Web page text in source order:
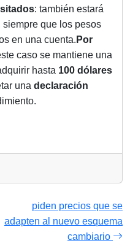
: también estará
que los pesos
en una cuenta. Por
caso se mantiene una
hasta 100 dólares
una declaración
piden precios que se
adapten al nuevo esquema
cambiario